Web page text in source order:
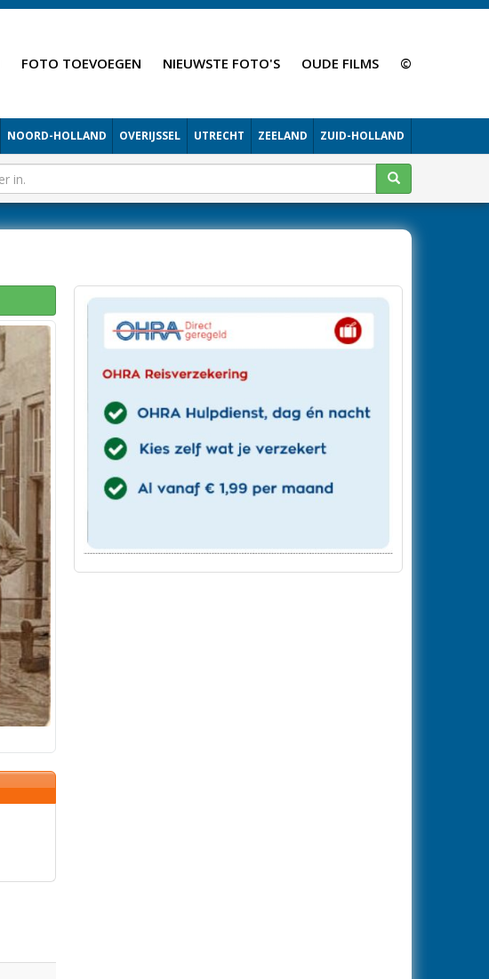
FOTO TOEVOEGEN NIEUWSTE FOTO'S OUDE FILMS ©
NOORD-HOLLAND OVERIJSSEL UTRECHT ZEELAND ZUID-HOLLAND